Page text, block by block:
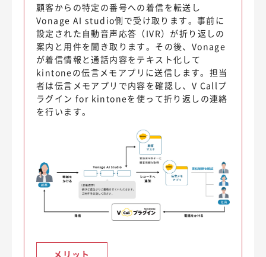
顧客からの特定の番号への着信を転送し
Vonage AI studio側で受け取ります。事前に
設定された自動音声応答（IVR）が折り返しの
案内と用件を聞き取ります。その後、Vonage
が着信情報と通話内容をテキスト化して
kintoneの伝言メモアプリに送信します。担当
者は伝言メモアプリで内容を確認し、V Callプ
ラグイン for kintoneを使って折り返しの連絡
を行います。
メリット